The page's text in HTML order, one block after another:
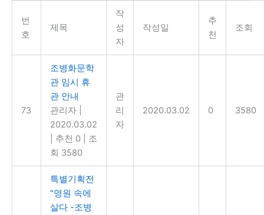
번
호
제목
작
성
자
작성일
추
천
조회
73
조병화문학
관 임시 휴
관 안내
관리자
2020.03.02
추천 0
조
회 3580
관
리
자
2020.03.02 0 3580
특별기획전
"영원 속에
살다 -조병